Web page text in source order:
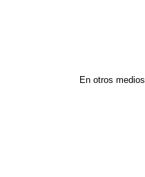
En otros medios